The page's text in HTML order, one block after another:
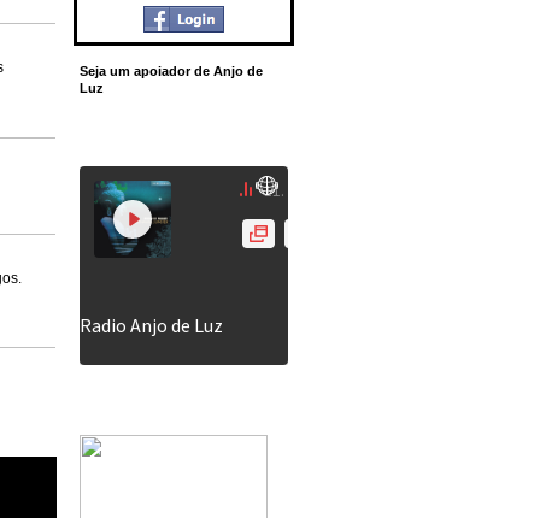
Seja um apoiador de Anjo de
Luz